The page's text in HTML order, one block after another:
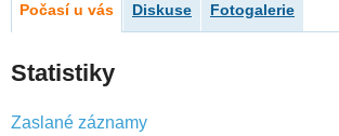
Počasí u vás Diskuse Fotogalerie
Statistiky
Zaslané záznamy